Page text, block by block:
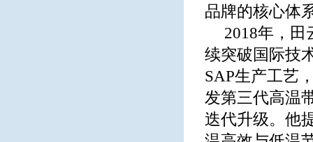
品牌的核心体
2018年，田
续突破国际技
SAP生产工艺
发第三代高温
迭代升级。他